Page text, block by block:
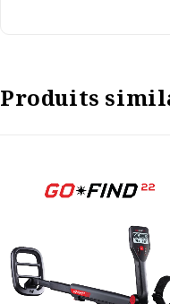
Produits